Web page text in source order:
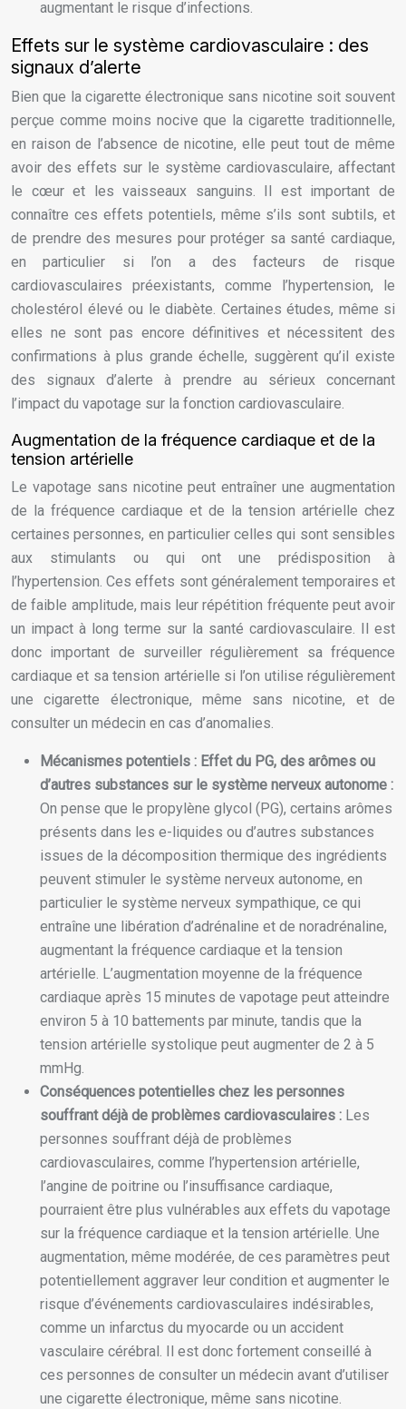
augmentant le risque d’infections.
Effets sur le système cardiovasculaire : des
signaux d’alerte
Bien que la cigarette électronique sans nicotine soit souvent
perçue comme moins nocive que la cigarette traditionnelle,
en raison de l’absence de nicotine, elle peut tout de même
avoir des effets sur le système cardiovasculaire, affectant
le cœur et les vaisseaux sanguins. Il est important de
connaître ces effets potentiels, même s’ils sont subtils, et
de prendre des mesures pour protéger sa santé cardiaque,
en particulier si l’on a des facteurs de risque
cardiovasculaires préexistants, comme l’hypertension, le
cholestérol élevé ou le diabète. Certaines études, même si
elles ne sont pas encore définitives et nécessitent des
confirmations à plus grande échelle, suggèrent qu’il existe
des signaux d’alerte à prendre au sérieux concernant
l’impact du vapotage sur la fonction cardiovasculaire.
Augmentation de la fréquence cardiaque et de la
tension artérielle
Le vapotage sans nicotine peut entraîner une augmentation
de la fréquence cardiaque et de la tension artérielle chez
certaines personnes, en particulier celles qui sont sensibles
aux stimulants ou qui ont une prédisposition à
l’hypertension. Ces effets sont généralement temporaires et
de faible amplitude, mais leur répétition fréquente peut avoir
un impact à long terme sur la santé cardiovasculaire. Il est
donc important de surveiller régulièrement sa fréquence
cardiaque et sa tension artérielle si l’on utilise régulièrement
une cigarette électronique, même sans nicotine, et de
consulter un médecin en cas d’anomalies.
Mécanismes potentiels : Effet du PG, des arômes ou
d’autres substances sur le système nerveux autonome :
On pense que le propylène glycol (PG), certains arômes
présents dans les e-liquides ou d’autres substances
issues de la décomposition thermique des ingrédients
peuvent stimuler le système nerveux autonome, en
particulier le système nerveux sympathique, ce qui
entraîne une libération d’adrénaline et de noradrénaline,
augmentant la fréquence cardiaque et la tension
artérielle. L’augmentation moyenne de la fréquence
cardiaque après 15 minutes de vapotage peut atteindre
environ 5 à 10 battements par minute, tandis que la
tension artérielle systolique peut augmenter de 2 à 5
mmHg.
Conséquences potentielles chez les personnes
souffrant déjà de problèmes cardiovasculaires : Les
personnes souffrant déjà de problèmes
cardiovasculaires, comme l’hypertension artérielle,
l’angine de poitrine ou l’insuffisance cardiaque,
pourraient être plus vulnérables aux effets du vapotage
sur la fréquence cardiaque et la tension artérielle. Une
augmentation, même modérée, de ces paramètres peut
potentiellement aggraver leur condition et augmenter le
risque d’événements cardiovasculaires indésirables,
comme un infarctus du myocarde ou un accident
vasculaire cérébral. Il est donc fortement conseillé à
ces personnes de consulter un médecin avant d’utiliser
une cigarette électronique, même sans nicotine.